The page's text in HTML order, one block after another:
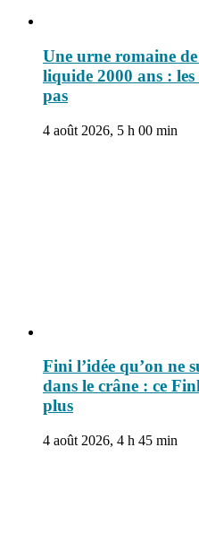
Une urne romaine
liquide 2000 ans : les
pas
4 août 2026, 5 h 00 min
Fini l’idée qu’on ne
dans le crâne : ce
plus
4 août 2026, 4 h 45 min